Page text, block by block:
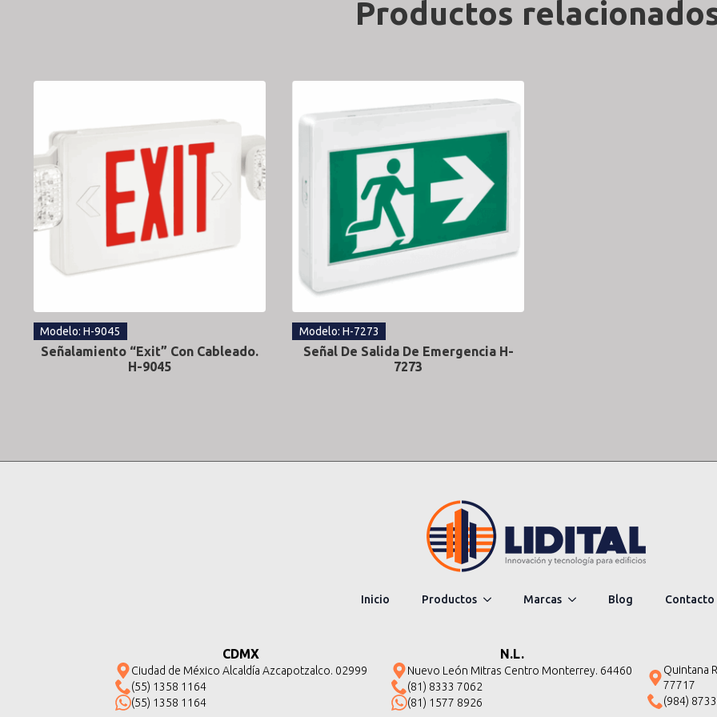
Productos
Modelo: H-9045
Señalamiento “Exit” Con Cableado.
H-9045
Modelo: H-7273
Señal De Salida De Emergencia H-
7273
Inicio Productos Marcas Blog Contacto
CDMX
Ciudad de México Alcaldía Azcapotzalco. 02999
(55) 1358 1164
(55) 1358 1164
N.L.
Nuevo León Mitras Centro Monterrey. 64460
(81) 8333 7062
(81) 1577 8926
Quintana
77717
(984)